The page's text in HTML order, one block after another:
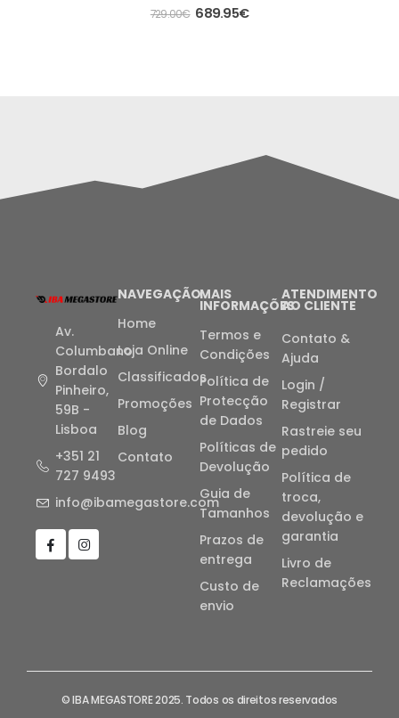
out of 5
729.00€ 689.95€
Av.
Columbano
Bordalo
Pinheiro,
59B -
Lisboa
+351 21
727 9493
info@ibamegastore.com
NAVEGAÇÃO
Home
Loja Online
Classificados
Promoções
Blog
Contato
MAIS
INFORMAÇÕES
Termos e
Condições
Política de
Protecção
de Dados
Políticas de
Devolução
Guia de
Tamanhos
Prazos de
entrega
Custo de
envio
ATENDIMENTO
AO CLIENTE
Contato &
Ajuda
Login /
Registrar
Rastreie seu
pedido
Política de
troca,
devolução e
garantia
Livro de
Reclamações
© IBA MEGASTORE 2025. Todos os direitos reservados